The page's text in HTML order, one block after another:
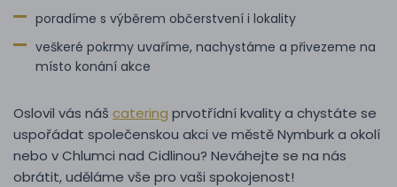
poradíme s výběrem občerstvení i lokality
veškeré pokrmy uvaříme, nachystáme a přivezeme na
místo konání akce
Oslovil vás náš catering prvotřídní kvality a chystáte se
uspořádat společenskou akci ve městě Nymburk a okolí
nebo v Chlumci nad Cidlinou? Neváhejte se na nás
obrátit, uděláme vše pro vaši spokojenost!